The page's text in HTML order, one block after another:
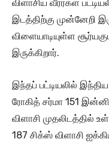
விளாசிய வீரர்கள்
இடத்திற்கு முன்னேறி
விளையாடியுள்ள
இருக்கிறார்.
இந்தப் பட்டியலில்
ரோகித் சர்மா 151
விளாசி முதலிடத்தில்
187 சிக்ஸ் விளாசி